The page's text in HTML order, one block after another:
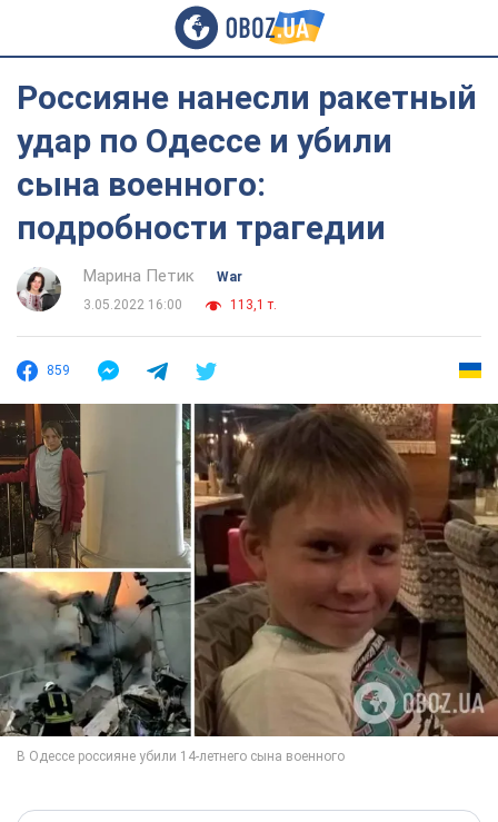
Россияне нанесли ракетный
удар по Одессе и убили
сына военного:
подробности трагедии
Марина Петик
War
3.05.2022 16:00
113,1 т.
859